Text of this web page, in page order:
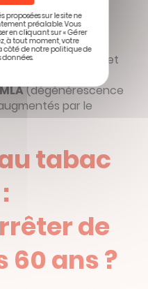
par le tabac et
fumée devant les
(dégénérescence
par le
tabac
de
60 ans ?
proposées sur le site ne
préalable. Vous
en cliquant sur « Gérer
à tout moment, votre
côté de notre politique de